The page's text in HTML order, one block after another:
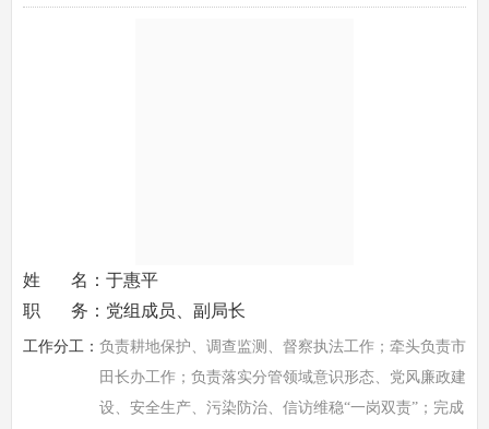
姓 名：于惠平
职 务：党组成员、副局长
工作分工： 负责耕地保护、调查监测、督察执法工作；牵头负责市
田长办工作；负责落实分管领域意识形态、党风廉政建
设、安全生产、污染防治、信访维稳“一岗双责”；完成